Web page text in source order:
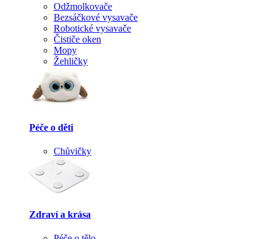
Odžmolkovače
Bezsáčkové vysavače
Robotické vysavače
Čističe oken
Mopy
Žehličky
Péče o děti
Chůvičky
Zdraví a krása